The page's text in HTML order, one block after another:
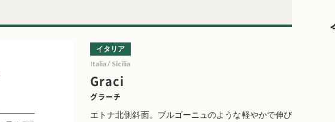
Graci
グラーチ
イタリア
Italia / Sicilia
エトナ北側斜面。ブルゴーニュのような軽やかで伸び